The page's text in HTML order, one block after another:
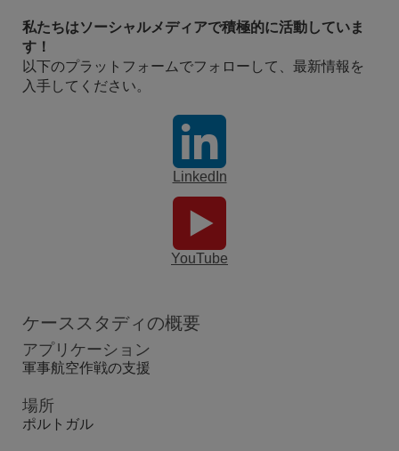
私たちはソーシャルメディアで積極的に活動していま
す！
以下のプラットフォームでフォローして、最新情報を
入手してください。
LinkedIn
YouTube
ケーススタディの概要
アプリケーション
軍事航空作戦の支援
場所
ポルトガル